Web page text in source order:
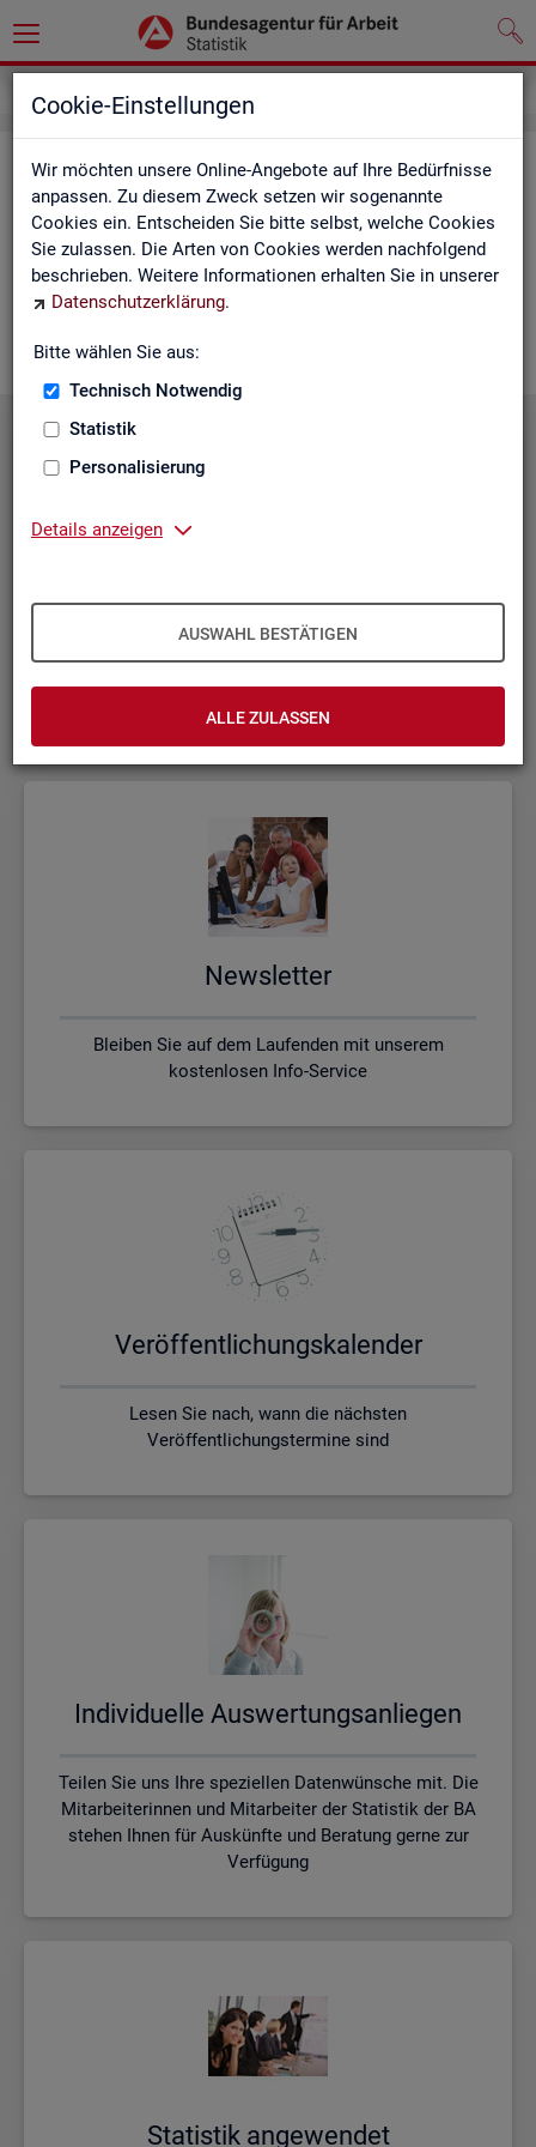
Cookie-Einstellungen
Wir möchten unsere Online-Angebote auf Ihre Bedürfnisse
anpassen. Zu diesem Zweck setzen wir sogenannte
Cookies ein. Entscheiden Sie bitte selbst, welche Cookies
Sie zulassen. Die Arten von Cookies werden nachfolgend
beschrieben. Weitere Informationen erhalten Sie in unserer
Datenschutzerklärung.
Bitte wählen Sie aus:
Technisch Notwendig
Statistik
Personalisierung
Details anzeigen
AUSWAHL BESTÄTIGEN
ALLE ZULASSEN
Ser­vice
Die Sta­tis­tik derBAbie­tet ein brei­tes An­ge­bot an Pro­duk­ten
und Son­der­aus­wer­tung (nachBe­darf). Haben Sie Fra­gen,
einen spe­zi­el­len Da­ten­wunsch oder möch­ten uns ein Feed­
back zu un­se­ren Pro­duk­ten geben, dann schau­en Sie auf den
Kon­takt, Feed­back und Kri­tik
News­let­ter
Bleiben Sie auf dem Laufenden mit unserem
kostenlosen Info-Service
Ver­öf­fent­li­chungs­ka­len­der
Lesen Sie nach, wann die nächsten
Veröffentlichungstermine sind
In­di­vi­du­el­le Aus­wer­tungs­an­lie­gen
Teilen Sie uns Ihre speziellen Datenwünsche mit. Die
Mitarbeiterinnen und Mitarbeiter der Statistik der BA
stehen Ihnen für Auskünfte und Beratung gerne zur
Verfügung
Sta­tis­tik an­ge­wen­det